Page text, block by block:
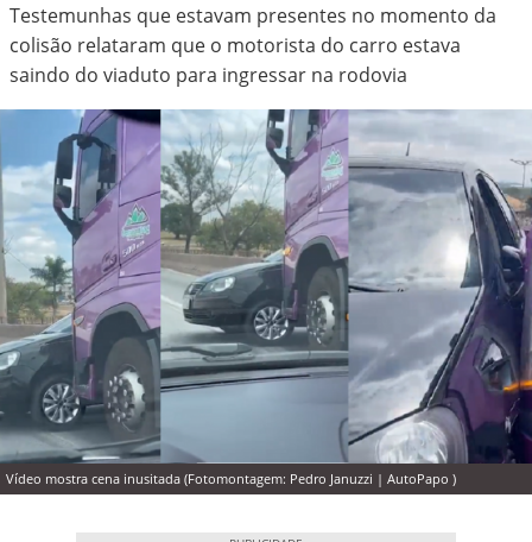
Testemunhas que estavam presentes no momento da
colisão relataram que o motorista do carro estava
saindo do viaduto para ingressar na rodovia
Vídeo mostra cena inusitada (Fotomontagem: Pedro Januzzi | AutoPapo )